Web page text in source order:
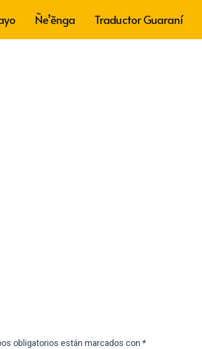
Ñe’ẽnga Traductor Guaraní
obligatorios están marcados con *